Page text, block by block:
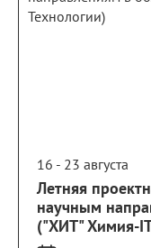
16 - 23 августа
Летняя
научным
("ХИТ" Химия-